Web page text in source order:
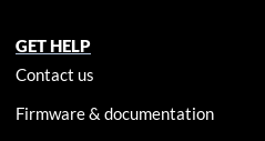
GET HELP
Contact us
Firmware & documentation